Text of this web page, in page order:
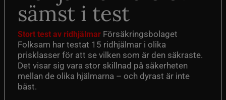
sämst i test
Stort test av ridhjälmar Försäkringsbolaget
Folksam har testat 15 ridhjälmar i olika
prisklasser för att se vilken som är den säkraste.
Det visar sig vara stor skillnad på säkerheten
mellan de olika hjälmarna – och dyrast är inte
bäst.